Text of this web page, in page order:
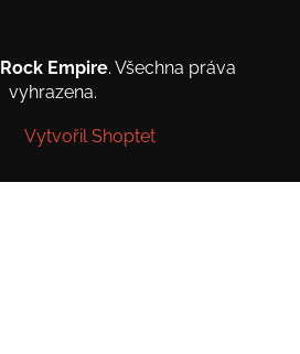
Vytvořil Shoptet
Rock Empire. Všechna práva
vyhrazena.